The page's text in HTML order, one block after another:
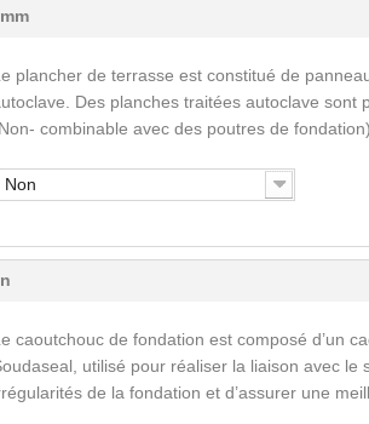
plancher de terrasse est constitué de
Des planches traitées autoclave sont
combinable avec des poutres de fondation).
Non
caoutchouc de fondation est composé d’un
utilisé pour réaliser la liaison avec
de la fondation et d’assurer une